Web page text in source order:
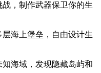
，制作武器保卫你的生
海上堡垒，自由设计生
海域，发现隐藏岛屿和